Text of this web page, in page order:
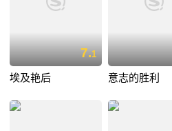
7.1
埃及艳后 意志的胜利